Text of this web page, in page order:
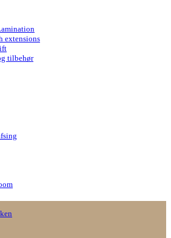
extensions
tilbehør